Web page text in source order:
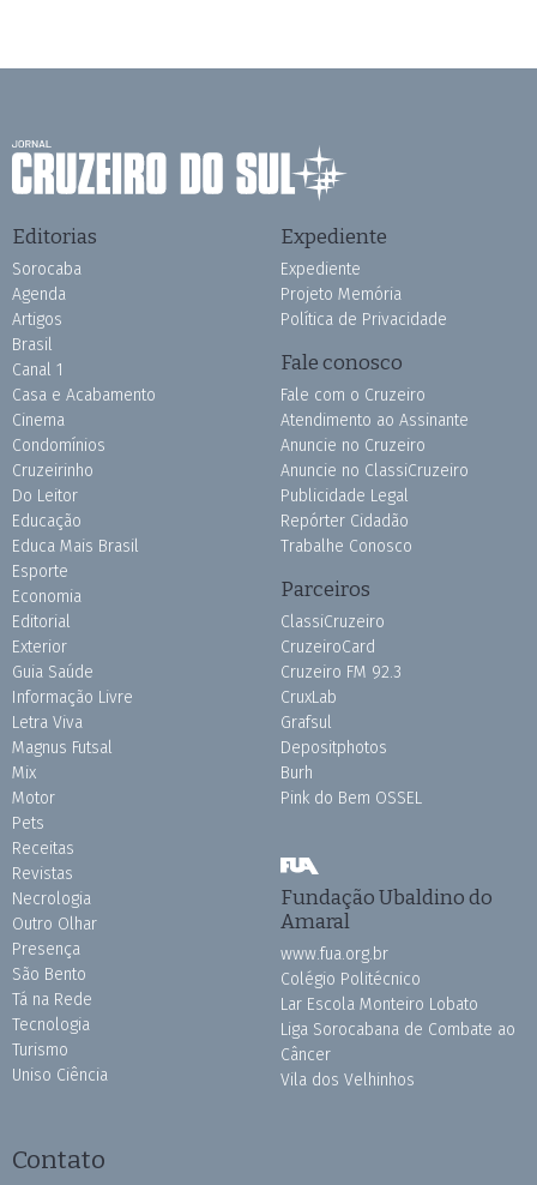
Editorias
Sorocaba
Agenda
Artigos
Brasil
Canal 1
Casa e Acabamento
Cinema
Condomínios
Cruzeirinho
Do Leitor
Educação
Educa Mais Brasil
Esporte
Economia
Editorial
Exterior
Guia Saúde
Informação Livre
Letra Viva
Magnus Futsal
Mix
Motor
Pets
Receitas
Revistas
Necrologia
Outro Olhar
Presença
São Bento
Tá na Rede
Tecnologia
Turismo
Uniso Ciência
Expediente
Expediente
Projeto Memória
Política de Privacidade
Fale conosco
Fale com o Cruzeiro
Atendimento ao Assinante
Anuncie no Cruzeiro
Anuncie no ClassiCruzeiro
Publicidade Legal
Repórter Cidadão
Trabalhe Conosco
Parceiros
ClassiCruzeiro
CruzeiroCard
Cruzeiro FM 92.3
CruxLab
Grafsul
Depositphotos
Burh
Pink do Bem OSSEL
Fundação Ubaldino do
Amaral
www.fua.org.br
Colégio Politécnico
Lar Escola Monteiro Lobato
Liga Sorocabana de Combate ao
Câncer
Vila dos Velhinhos
Contato